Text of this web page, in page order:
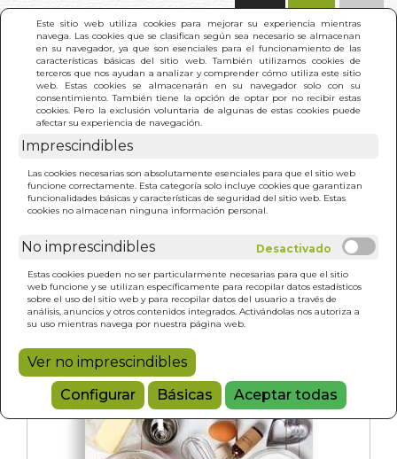
Este sitio web utiliza cookies para mejorar su experiencia mientras
navega. Las cookies que se clasifican según sea necesario se almacenan
en su navegador, ya que son esenciales para el funcionamiento de las
características básicas del sitio web. También utilizamos cookies de
terceros que nos ayudan a analizar y comprender cómo utiliza este sitio
web. Estas cookies se almacenarán en su navegador solo con su
consentimiento. También tiene la opción de optar por no recibir estas
cookies. Pero la exclusión voluntaria de algunas de estas cookies puede
afectar su experiencia de navegación.
Imprescindibles
Las cookies necesarias son absolutamente esenciales para que el sitio web
funcione correctamente. Esta categoría solo incluye cookies que garantizan
funcionalidades básicas y características de seguridad del sitio web. Estas
cookies no almacenan ninguna información personal.
No imprescindibles
Estas cookies pueden no ser particularmente necesarias para que el sitio
web funcione y se utilizan específicamente para recopilar datos estadísticos
sobre el uso del sitio web y para recopilar datos del usuario a través de
análisis, anuncios y otros contenidos integrados. Activándolas nos autoriza a
su uso mientras navega por nuestra página web.
Ver no imprescindibles
Configurar
Básicas Aceptar todas
INICIO >